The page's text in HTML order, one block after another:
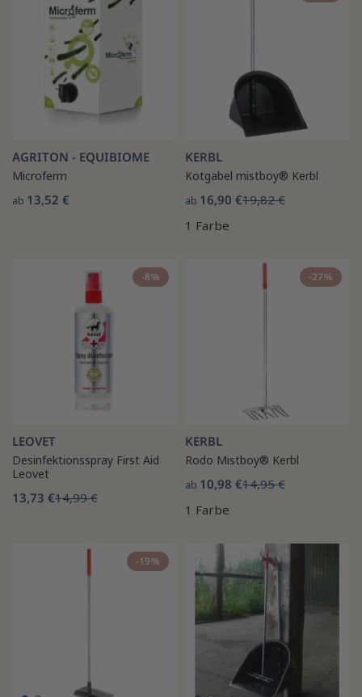
AGRITON - EQUIBIOME
Microferm
ab 13,52 €
KERBL
Kotgabel mistboy® Kerbl
ab 16,90 €19,82 €
1 Farbe
-8%
LEOVET
Desinfektionsspray First Aid
Leovet
13,73 €14,99 €
-27%
KERBL
Rodo Mistboy® Kerbl
ab 10,98 €14,95 €
1 Farbe
-19%